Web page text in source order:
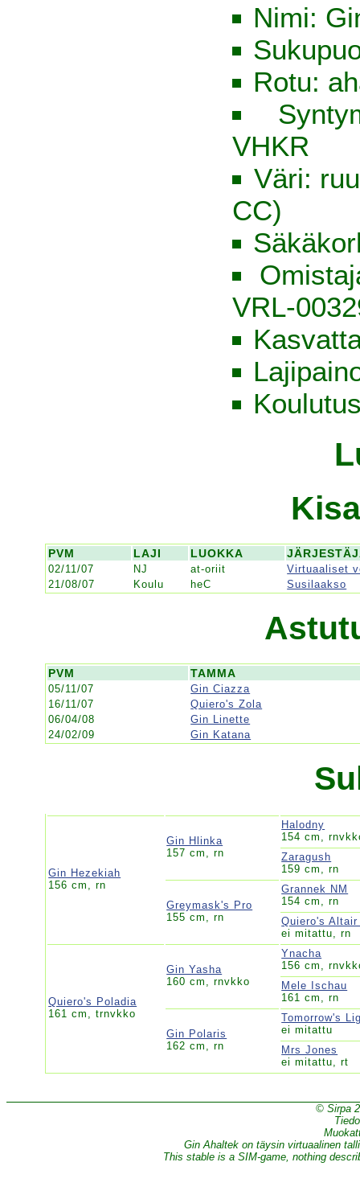
Nimi:
Rotu:
VHKR
Väri:
CC)
VRL-
PVM LAJI LUOKKA
02/11/07 NJ at-oriit
Virtuaaliset
21/08/07
Koulu heC Susilaakso
PVM TAMMA
05/11/07
Gin Ciazza
16/11/07
Quiero's Zola
06/04/08
Gin Linette
24/02/09
Gin Katana
Gin Hezekiah
156 cm, rn
Gin Hlinka
157 cm, rn
Halodny
154 cm,
Zaragush
159 cm, rn
Greymask's Pro
155 cm, rn
Grannek NM
154 cm, rn
Quiero's
ei mitattu, rn
Quiero's Poladia
161 cm, trnvkko
Gin Yasha
160 cm, rnvkko
Ynacha
156 cm,
Mele Ischau
161 cm, rn
Gin Polaris
162 cm, rn
Tomorrow's
ei mitattu
Mrs Jones
ei mitattu, rt
© Sirpa
Gin Ahaltek on täysin virtuaalinen
This stable is a SIM-game, nothing